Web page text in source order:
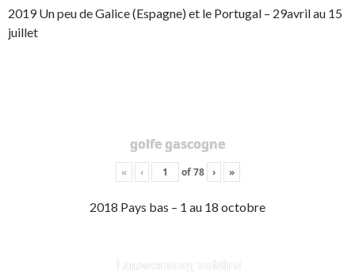
2019 Un peu de Galice (Espagne) et le Portugal – 29avril au 15
juillet
golfe gascogne
« ‹ of78 › »
2018 Pays bas – 1 au 18 octobre
Lauwersoog voisins